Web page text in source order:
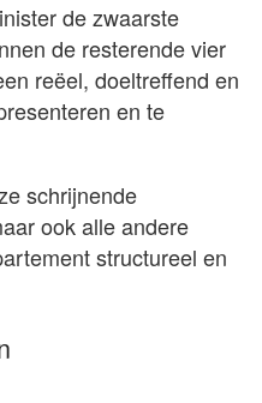
de zwaarste
de resterende vier
reëel, doeltreffend en
en te
schrijnende
ook alle andere
structureel en